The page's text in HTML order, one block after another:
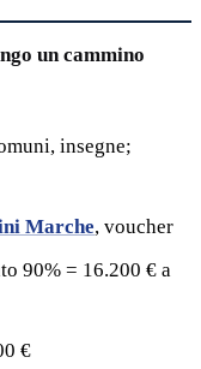
un cammino
insegne;
Marche, voucher
90% = 16.200 € a
€